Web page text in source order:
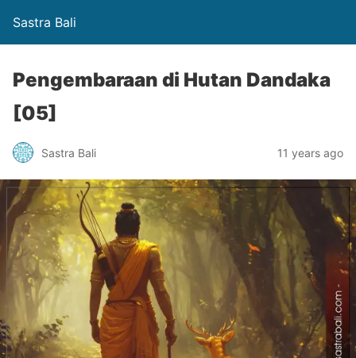
Sastra Bali
Pengembaraan di Hutan Dandaka
[05]
Sastra Bali 11 years ago